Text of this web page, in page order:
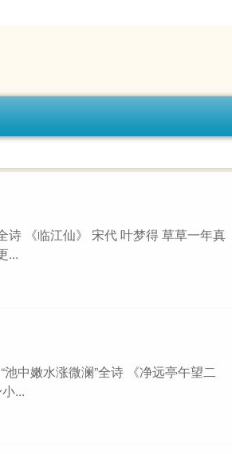
诗 《临江仙》 宋代 叶梦得 草草一年真
...
中嫩水涨微澜”全诗 《净远亭午望二
...